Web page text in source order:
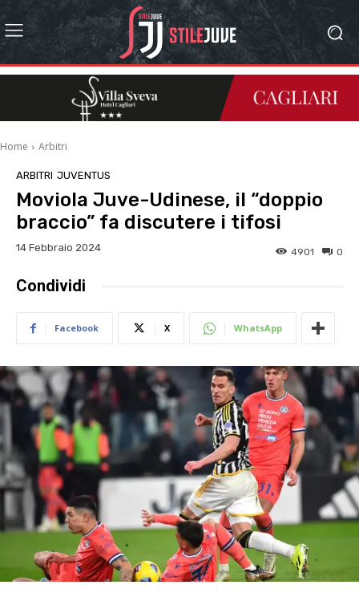
Home Arbitri
ARBITRI JUVENTUS
Moviola Juve-Udinese, il “doppio
braccio” fa discutere i tifosi
14 Febbraio 2024 0
4901
Condividi
Facebook X WhatsApp